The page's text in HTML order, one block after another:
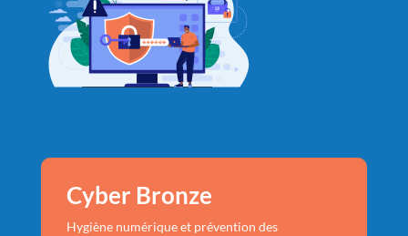
Cyber Bronze
Hygiène numérique et prévention des